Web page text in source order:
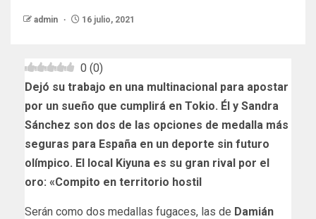
admin 16 julio, 2021
0 (0)
Dejó su trabajo en una multinacional para apostar
por un sueño que cumplirá en Tokio. Él y Sandra
Sánchez son dos de las opciones de medalla más
seguras para España en un deporte sin futuro
olímpico. El local Kiyuna es su gran rival por el
oro: «Compito en territorio hostil
Serán como dos medallas fugaces, las de Damián